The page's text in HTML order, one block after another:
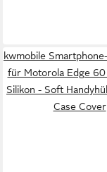
kwmobile
für Motorola Edge 60
Silikon - Soft
Case Cover